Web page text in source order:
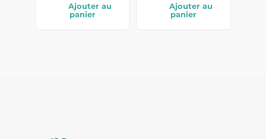
Ajouter au
panier
Ajouter au
panier